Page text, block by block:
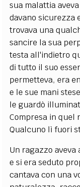
sua malattia
davano sicurezza
trovava una
sancire la sua
testa all'indietro
di tutto il suo
permetteva, era
e le sue mani
le guardò
Compresa in quel
Qualcuno lì fuori
Un ragazzo
e si era seduto
cantava con una